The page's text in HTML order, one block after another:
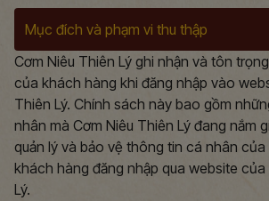
Mục đích và phạm vi thu thập
Cơm Niêu Thiên Lý ghi nhận và tôn
của khách hàng khi đăng nhập vào
Thiên Lý. Chính sách này bao gồm
nhân mà Cơm Niêu Thiên Lý đang nắm
quản lý và bảo vệ thông tin cá nhân
khách hàng đăng nhập qua website của
Lý.